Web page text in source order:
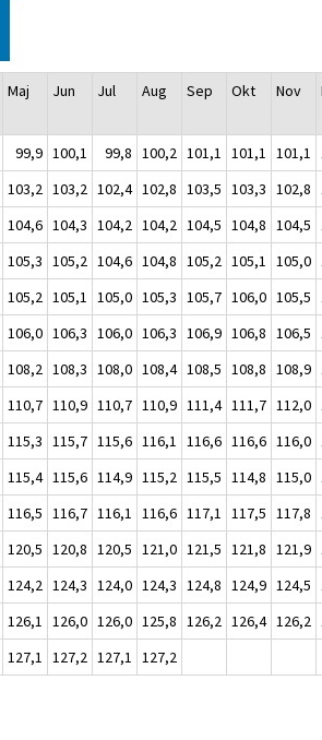
Maj Jun Jul Aug Sep Okt Nov
99,9 100,1 99,8 100,2 101,1 101,1 101,1
103,2 103,2 102,4 102,8 103,5 103,3 102,8
104,6 104,3 104,2 104,2 104,5 104,8 104,5
105,3 105,2 104,6 104,8 105,2 105,1 105,0
105,2 105,1 105,0 105,3 105,7 106,0 105,5
106,0 106,3 106,0 106,3 106,9 106,8 106,5
108,2 108,3 108,0 108,4 108,5 108,8 108,9
110,7 110,9 110,7 110,9 111,4 111,7 112,0
115,3 115,7 115,6 116,1 116,6 116,6 116,0
115,4 115,6 114,9 115,2 115,5 114,8 115,0
116,5 116,7 116,1 116,6 117,1 117,5 117,8
120,5 120,8 120,5 121,0 121,5 121,8 121,9
124,2 124,3 124,0 124,3 124,8 124,9 124,5
126,1 126,0 126,0 125,8 126,2 126,4 126,2
127,1 127,2 127,1 127,2